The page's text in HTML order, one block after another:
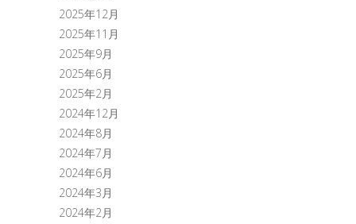
2025年12月
2025年11月
2025年9月
2025年6月
2025年2月
2024年12月
2024年8月
2024年7月
2024年6月
2024年3月
2024年2月